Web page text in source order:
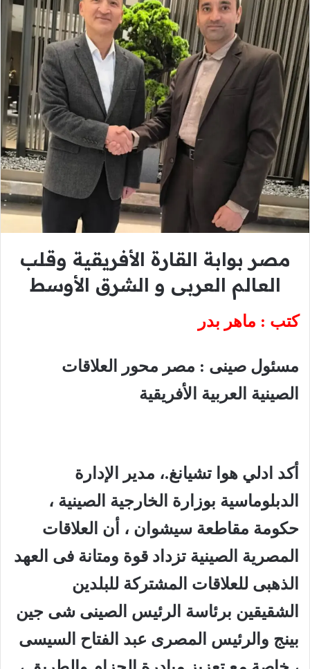
مصر بوابة القارة الأفريقية وقلب
العالم العربى و الشرق الأوسط
كتب : ماهر بدر
مسئول صينى : مصر محور العلاقات
الصينية العربية الأفريقية
أكد ادلي هوا تشيانغ.، مدير الإدارة
الدبلوماسية بوزارة الخارجية الصينية ،
حكومة مقاطعة سيشوان ، أن العلاقات
المصرية الصينية تزداد قوة ومتانة فى العهد
الذهبى للعلاقات المشتركة للبلدين
الشقيقين برئاسة الرئيس الصينى شى جين
بينج والرئيس المصرى عبد الفتاح السيسى